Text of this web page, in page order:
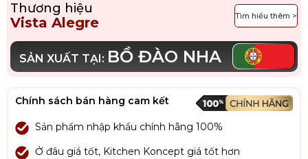
Thương hiệu
Vista Alegre Tìm hiểu thêm >
SẢN XUẤT TẠI: BỒ ĐÀO NHA
Chính sách bán hàng cam kết
Sản phẩm nhập khẩu chính hãng 100%
Ở đâu giá tốt, Kitchen Koncept giá tốt hơn